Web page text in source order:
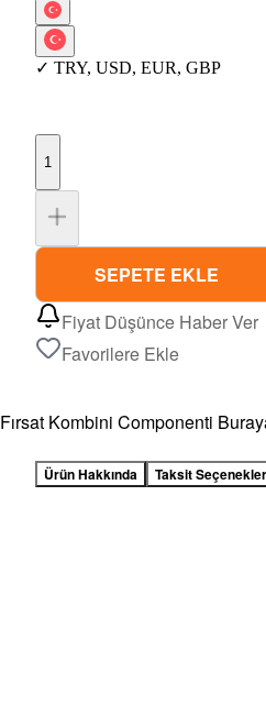
✓ TRY, USD, EUR, GBP
1
SEPETE EKLE
Fiyat Düşünce Haber Ver
Favorilere Ekle
Fırsat Kombini Componenti
Ürün Hakkında Taksit